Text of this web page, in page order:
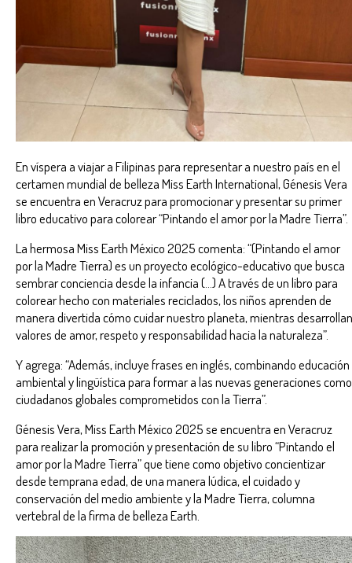
En víspera a viajar a Filipinas para representar a nuestro país en el
certamen mundial de belleza Miss Earth International, Génesis Vera
se encuentra en Veracruz para promocionar y presentar su primer
libro educativo para colorear “Pintando el amor por la Madre Tierra”.
La hermosa Miss Earth México 2025 comenta: “(Pintando el amor
por la Madre Tierra) es un proyecto ecológico-educativo que busca
sembrar conciencia desde la infancia (…) A través de un libro para
colorear hecho con materiales reciclados, los niños aprenden de
manera divertida cómo cuidar nuestro planeta, mientras desarrollan
valores de amor, respeto y responsabilidad hacia la naturaleza”.
Y agrega: “Además, incluye frases en inglés, combinando educación
ambiental y lingüística para formar a las nuevas generaciones como
ciudadanos globales comprometidos con la Tierra”.
Génesis Vera, Miss Earth México 2025 se encuentra en Veracruz
para realizar la promoción y presentación de su libro “Pintando el
amor por la Madre Tierra” que tiene como objetivo concientizar
desde temprana edad, de una manera lúdica, el cuidado y
conservación del medio ambiente y la Madre Tierra, columna
vertebral de la firma de belleza Earth.